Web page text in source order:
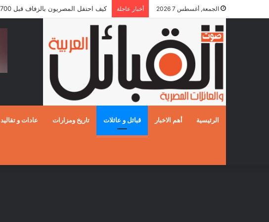
الجمعة, أغسطس 7 2026 أخبار عاجلة كيف احتفل المصريون بالزفاف قبل 700 عام؟
الرئيسية أهم الاخبار قبائل و عائلات تاريخ ومزارات عادات و تقاليد